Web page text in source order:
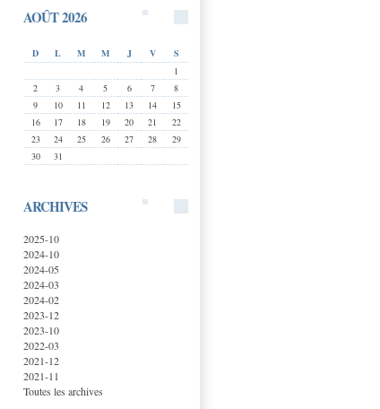
AOÛT 2026
D L M M J V
S
1
2
3 4 5 6 7
8
9
10 11 12 13 14
15
16
17 18 19 20 21
22
23
24 25 26 27 28
29
30
31
ARCHIVES
2025-10
2024-10
2024-05
2024-03
2024-02
2023-12
2023-10
2022-03
2021-12
2021-11
Toutes les archives